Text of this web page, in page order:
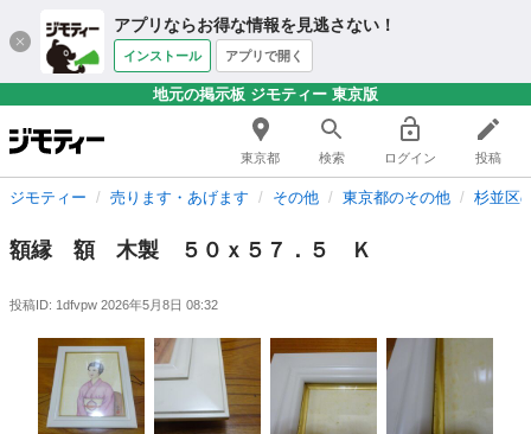
アプリならお得な情報を見逃さない！
インストール アプリで開く
地元の掲示板 ジモティー 東京版
東京都 検索 ログイン 投稿
ジモティー 売ります・あげます その他 東京都のその他 杉並区
額縁 額 木製 ５０ｘ５７．５ Ｋ
投稿ID: 1dfvpw 2026年5月8日 08:32